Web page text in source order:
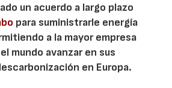
un acuerdo a largo plazo
para suministrarle energía
a la mayor empresa
mundo avanzar en sus
en Europa.